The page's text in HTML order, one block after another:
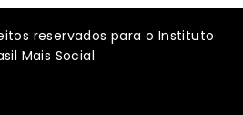
reservados para o Instituto
Mais Social